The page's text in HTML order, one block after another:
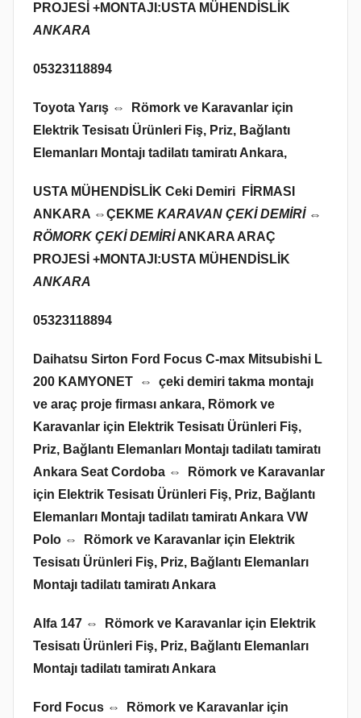
PROJESİ +MONTAJI:USTA MÜHENDİSLİK
ANKARA
05323118894
Toyota Yarış ⇔ Römork ve Karavanlar için
Elektrik Tesisatı Ürünleri Fiş, Priz, Bağlantı
Elemanları Montajı tadilatı tamiratı Ankara,
USTA MÜHENDİSLİK Ceki Demiri FİRMASI
ANKARA ⇔ÇEKME KARAVAN ÇEKİ DEMİRİ ⇔
RÖMORK ÇEKİ DEMİRİANKARA ARAÇ
PROJESİ +MONTAJI:USTA MÜHENDİSLİK
ANKARA
05323118894
Daihatsu Sirton Ford Focus C-max Mitsubishi L
200 KAMYONET ⇔ çeki demiri takma montajı
ve araç proje firması ankara, Römork ve
Karavanlar için Elektrik Tesisatı Ürünleri Fiş,
Priz, Bağlantı Elemanları Montajı tadilatı tamiratı
Ankara Seat Cordoba ⇔ Römork ve Karavanlar
için Elektrik Tesisatı Ürünleri Fiş, Priz, Bağlantı
Elemanları Montajı tadilatı tamiratı Ankara VW
Polo ⇔ Römork ve Karavanlar için Elektrik
Tesisatı Ürünleri Fiş, Priz, Bağlantı Elemanları
Montajı tadilatı tamiratı Ankara
Alfa 147 ⇔ Römork ve Karavanlar için Elektrik
Tesisatı Ürünleri Fiş, Priz, Bağlantı Elemanları
Montajı tadilatı tamiratı Ankara
Ford Focus ⇔ Römork ve Karavanlar için